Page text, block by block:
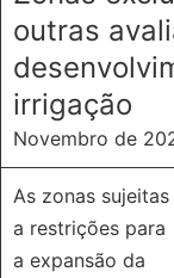
outras
irrigação
Novembro de
As zonas sujeitas
a restrições para
a expansão da